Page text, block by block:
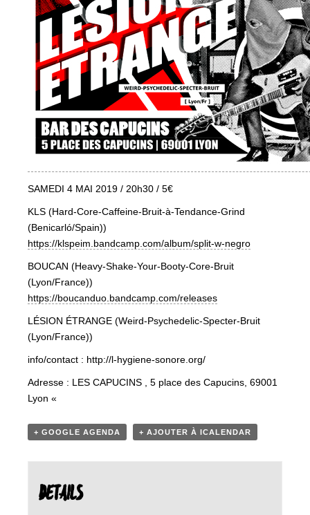
SAMEDI 4 MAI 2019 / 20h30 / 5€
KLS (Hard-Core-Caffeine-Bruit-à-Tendance-Grind
(Benicarló/Spain))
https://klspeim.bandcamp.com/album/split-w-negro
BOUCAN (Heavy-Shake-Your-Booty-Core-Bruit
(Lyon/France))
https://boucanduo.bandcamp. com/releases
LÉSION ÉTRANGE (Weird-Psychedelic-Specter-Bruit
(Lyon/France))
info/contact : http://l-hygiene-sonore.org/
Adresse : LES CAPUCINS , 5 place des Capucins, 69001
Lyon «
+ GOOGLE AGENDA + AJOUTER À ICALENDAR
DETAILS